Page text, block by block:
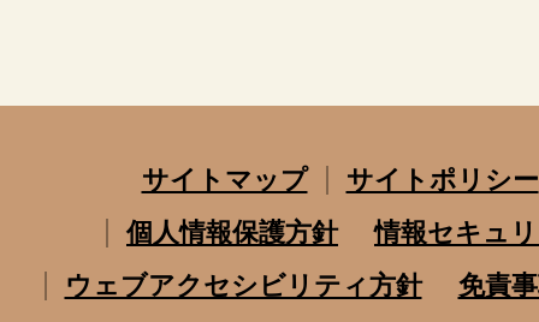
サイトマップ
サイトポリシー
個人情報保護方針
情報セキュ
ウェブアクセシビリティ方針
免責